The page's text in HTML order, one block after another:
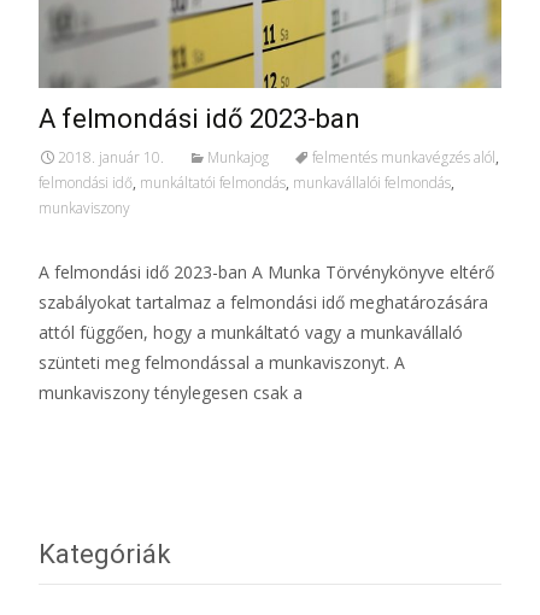
A felmondási idő 2023-ban
2018. január 10. Munkajog felmentés munkavégzés alól,
felmondási idő, munkáltatói felmondás, munkavállalói felmondás,
munkaviszony
A felmondási idő 2023-ban A Munka Törvénykönyve eltérő
szabályokat tartalmaz a felmondási idő meghatározására
attól függően, hogy a munkáltató vagy a munkavállaló
szünteti meg felmondással a munkaviszonyt. A
munkaviszony ténylegesen csak a
Kategóriák